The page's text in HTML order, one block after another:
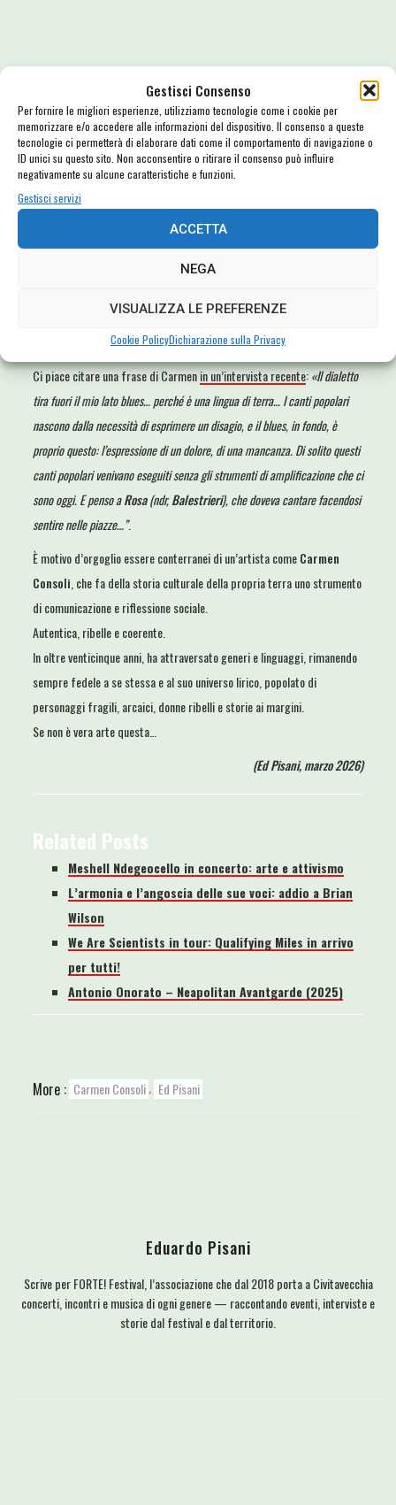
Gestisci Consenso
Per fornire le migliori esperienze, utilizziamo tecnologie come i cookie per
memorizzare e/o accedere alle informazioni del dispositivo. Il consenso a queste
tecnologie ci permetterà di elaborare dati come il comportamento di navigazione o
ID unici su questo sito. Non acconsentire o ritirare il consenso può influire
negativamente su alcune caratteristiche e funzioni.
Gestisci servizi
ACCETTA
NEGA
VISUALIZZA LE PREFERENZE
Cookie PolicyDichiarazione sulla Privacy
Ci piace citare una frase di Carmenin un’intervista recente:«Il dialetto
tira fuori il mio lato blues… perché è una lingua di terra… I canti popolari
nascono dalla necessità di esprimere un disagio, e il blues, in fondo, è
proprio questo: l’espressione di un dolore, di una mancanza. Di solito questi
canti popolari venivano eseguiti senza gli strumenti di amplificazione che ci
sono oggi. E penso aRosa(ndr,Balestrieri), che doveva cantare facendosi
sentire nelle piazze…”.
È motivo d’orgoglio essere conterranei di un’artista comeCarmen
Consoli , che fa della storia culturale della propria terra uno strumento
di comunicazione e riflessione sociale.
Autentica, ribelle e coerente.
In oltre venticinque anni, ha attraversato generi e linguaggi, rimanendo
sempre fedele a se stessa e al suo universo lirico, popolato di
personaggi fragili, arcaici, donne ribelli e storie ai margini.
Se non è vera arte questa…
(Ed Pisani, marzo 2026)
Related Posts
Meshell Ndegeocello in concerto: arte e attivismo
L’armonia e l’angoscia delle sue voci: addio a Brian
Wilson
We Are Scientists in tour: Qualifying Miles in arrivo
per tutti!
Antonio Onorato – Neapolitan Avantgarde (2025)
More : Carmen Consoli Ed Pisani
Eduardo Pisani
Scrive per FORTE! Festival, l’associazione che dal 2018 porta a Civitavecchia
concerti, incontri e musica di ogni genere — raccontando eventi, interviste e
storie dal festival e dal territorio.